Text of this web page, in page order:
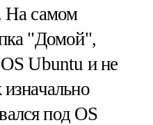
На самом
"Домой",
Ubuntu и не
под OS